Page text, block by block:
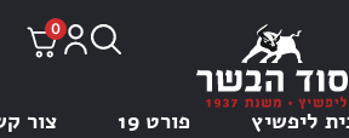
0
ליפשיץ פורט 19 צור